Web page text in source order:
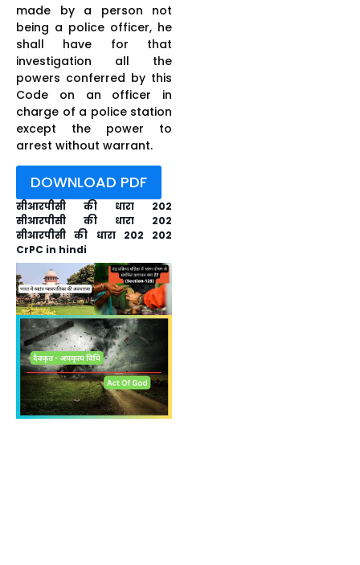
made by a person not
being a police officer, he
shall have for that
investigation all the
powers conferred by this
Code on an officer in
charge of a police station
except the power to
arrest without warrant.
DOWNLOAD PDF
सीआरपीसी की धारा 202
सीआरपीसी की धारा 202
सीआरपीसी की धारा 202 202
CrPC in hindi